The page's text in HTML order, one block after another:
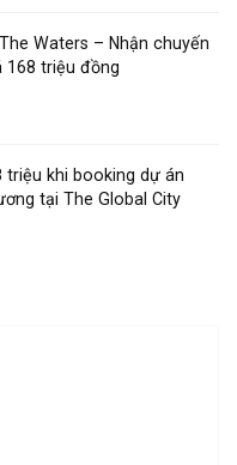
Waters – Nhận chuyến
168 triệu đồng
triệu khi booking dự án
tại The Global City